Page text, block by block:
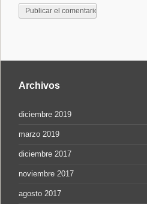
Archivos
diciembre 2019
marzo 2019
diciembre 2017
noviembre 2017
agosto 2017